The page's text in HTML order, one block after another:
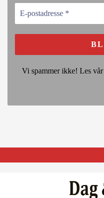
Vi spammer ikke! Les vår